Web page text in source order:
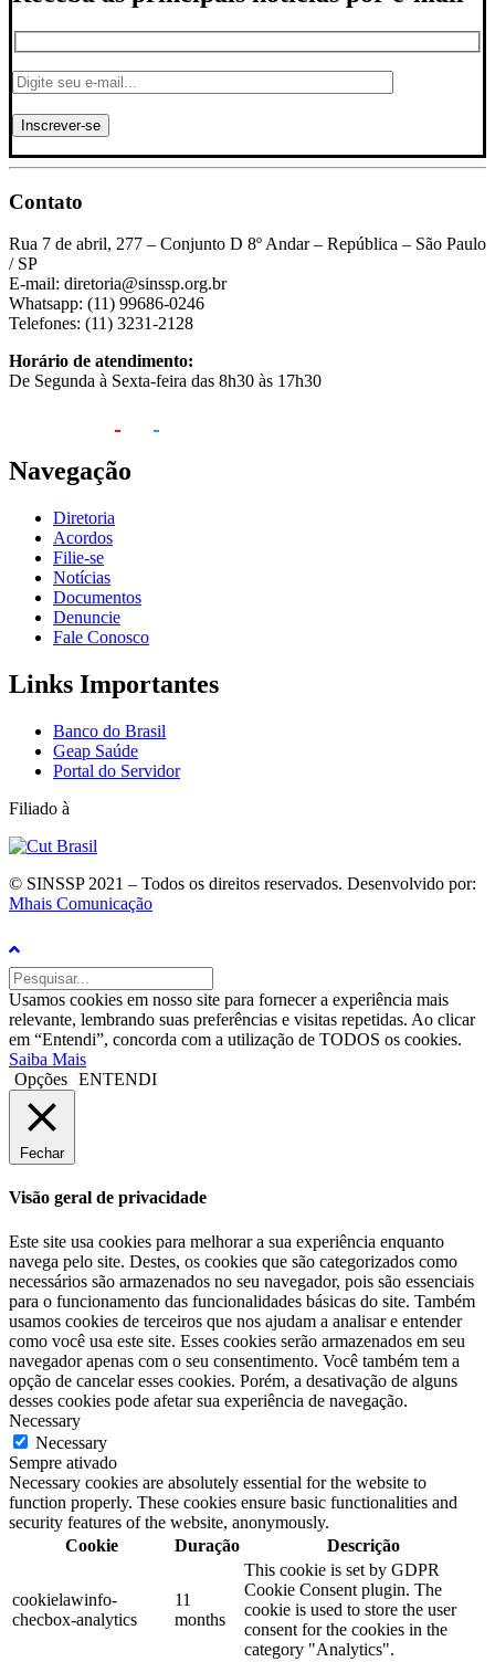
Contato
Rua 7 de abril, 277 – Conjunto D 8º Andar – República – São Paulo
/ SP
E-mail: diretoria@sinssp.org.br
Whatsapp: (11) 99686-0246
Telefones: (11) 3231-2128
Horário de atendimento:
De Segunda à Sexta-feira das 8h30 às 17h30
Navegação
Diretoria
Acordos
Filie-se
Notícias
Documentos
Denuncie
Fale Conosco
Links Importantes
Banco do Brasil
Geap Saúde
Portal do Servidor
Filiado à
© SINSSP 2021 – Todos os direitos reservados. Desenvolvido por:
Mhais Comunicação
Usamos cookies em nosso site para fornecer a experiência mais
relevante, lembrando suas preferências e visitas repetidas. Ao clicar
em “Entendi”, concorda com a utilização de TODOS os cookies.
Saiba Mais
Opções ENTENDI
Fechar
Visão geral de privacidade
Este site usa cookies para melhorar a sua experiência enquanto
navega pelo site. Destes, os cookies que são categorizados como
necessários são armazenados no seu navegador, pois são essenciais
para o funcionamento das funcionalidades básicas do site. Também
usamos cookies de terceiros que nos ajudam a analisar e entender
como você usa este site. Esses cookies serão armazenados em seu
navegador apenas com o seu consentimento. Você também tem a
opção de cancelar esses cookies. Porém, a desativação de alguns
desses cookies pode afetar sua experiência de navegação.
Necessary
Necessary
Sempre ativado
Necessary cookies are absolutely essential for the website to
function properly. These cookies ensure basic functionalities and
security features of the website, anonymously.
Cookie
Duração Descrição
cookielawinfo-
checbox-analytics
11
months
This cookie is set by GDPR
Cookie Consent plugin. The
cookie is used to store the user
consent for the cookies in the
category "Analytics".